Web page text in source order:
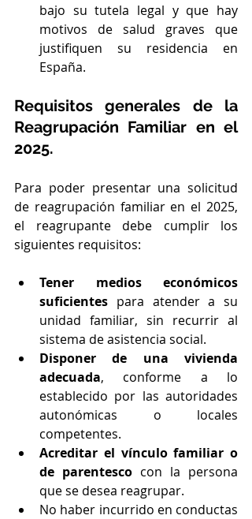
bajo su tutela legal y que hay
motivos de salud graves que
justifiquen su residencia en
España.
Requisitos generales de la
Reagrupación Familiar en el
2025.
Para poder presentar una solicitud
de reagrupación familiar en el 2025,
el reagrupante debe cumplir los
siguientes requisitos:
Tener medios económicos
suficientes para atender a su
unidad familiar, sin recurrir al
sistema de asistencia social.
Disponer de una vivienda
adecuada, conforme a lo
establecido por las autoridades
autonómicas o locales
competentes.
Acreditar el vínculo familiar o
de parentesco con la persona
que se desea reagrupar.
No haber incurrido en conductas